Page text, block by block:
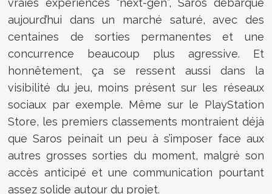
vraies expériences “next-gen”, Saros débarque
aujourd’hui dans un marché saturé, avec des
centaines de sorties permanentes et une
concurrence beaucoup plus agressive. Et
honnêtement, ça se ressent aussi dans la
visibilité du jeu, moins présent sur les réseaux
sociaux par exemple. Même sur le PlayStation
Store, les premiers classements montraient déjà
que Saros peinait un peu à s’imposer face aux
autres grosses sorties du moment, malgré son
accès anticipé et une communication pourtant
assez solide autour du projet.